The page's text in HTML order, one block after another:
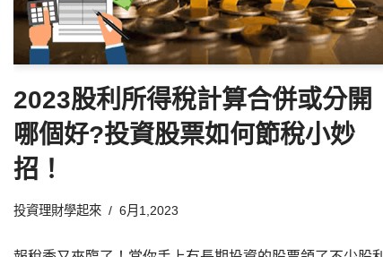
2023股利所得稅計算合併或分開
哪個好?投資股票如何節稅小妙
招！
投資理財學起來 6月1,2023